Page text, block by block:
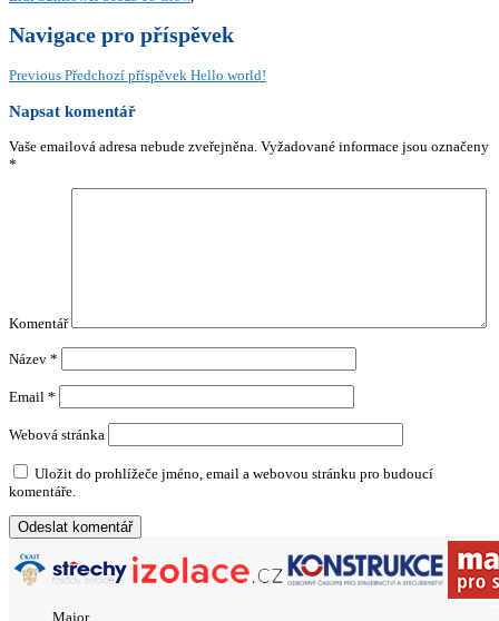
Navigace pro příspěvek
Previous Předchozí příspěvek Hello world!
Napsat komentář
Vaše emailová adresa nebude zveřejněna. Vyžadované informace jsou označeny
*
Komentář
Název *
Email *
Webová stránka
Uložit do prohlížeče jméno, email a webovou stránku pro budoucí
komentáře.
Major